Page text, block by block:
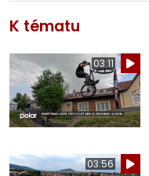
K tématu
03:11
03:56